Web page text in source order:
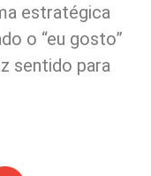
estratégica
o “eu gosto”
sentido para